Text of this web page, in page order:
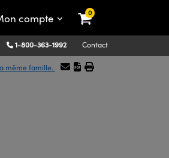
compte 0
1-800-363-1992 Contact
même famille.